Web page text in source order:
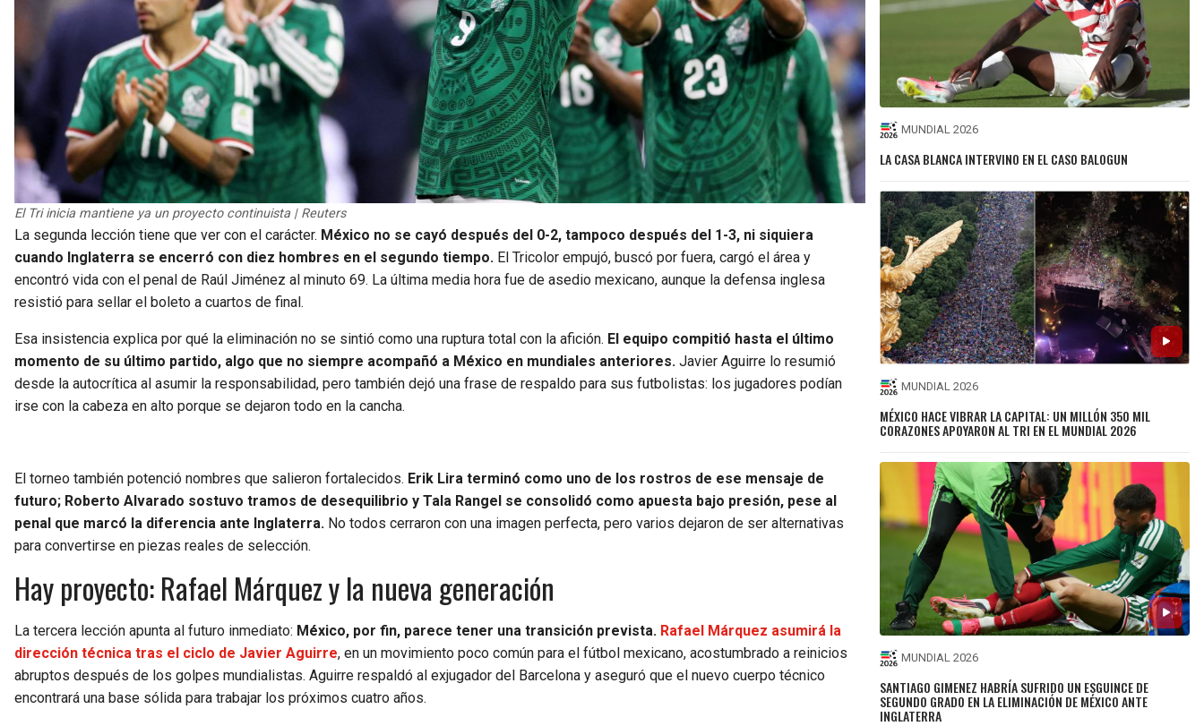
El Tri inicia mantiene ya un proyecto continuista | Reuters
La segunda lección tiene que ver con el carácter. México no se cayó después del 0-2, tampoco después del 1-3, ni siquiera
cuando Inglaterra se encerró con diez hombres en el segundo tiempo. El Tricolor empujó, buscó por fuera, cargó el área y
encontró vida con el penal de Raúl Jiménez al minuto 69. La última media hora fue de asedio mexicano, aunque la defensa inglesa
resistió para sellar el boleto a cuartos de final.
Esa insistencia explica por qué la eliminación no se sintió como una ruptura total con la afición. El equipo compitió hasta el último
momento de su último partido, algo que no siempre acompañó a México en mundiales anteriores. Javier Aguirre lo resumió
desde la autocrítica al asumir la responsabilidad, pero también dejó una frase de respaldo para sus futbolistas: los jugadores podían
irse con la cabeza en alto porque se dejaron todo en la cancha.
El torneo también potenció nombres que salieron fortalecidos. Erik Lira terminó como uno de los rostros de ese mensaje de
futuro; Roberto Alvarado sostuvo tramos de desequilibrio y Tala Rangel se consolidó como apuesta bajo presión, pese al
penal que marcó la diferencia ante Inglaterra. No todos cerraron con una imagen perfecta, pero varios dejaron de ser alternativas
para convertirse en piezas reales de selección.
Hay proyecto: Rafael Márquez y la nueva generación
La tercera lección apunta al futuro inmediato: México, por fin, parece tener una transición prevista. Rafael Márquez asumirá la
dirección técnica tras el ciclo de Javier Aguirre, en un movimiento poco común para el fútbol mexicano, acostumbrado a reinicios
abruptos después de los golpes mundialistas. Aguirre respaldó al exjugador del Barcelona y aseguró que el nuevo cuerpo técnico
encontrará una base sólida para trabajar los próximos cuatro años.
MUNDIAL 2026
LA CASA BLANCA INTERVINO EN EL CASO BALOGUN
MUNDIAL 2026
MÉXICO HACE VIBRAR LA CAPITAL: UN MILLÓN 350 MIL
CORAZONES APOYARON AL TRI EN EL MUNDIAL 2026
MUNDIAL 2026
SANTIAGO GIMENEZ HABRÍA SUFRIDO UN ESGUINCE DE
SEGUNDO GRADO EN LA ELIMINACIÓN DE MÉXICO ANTE
INGLATERRA